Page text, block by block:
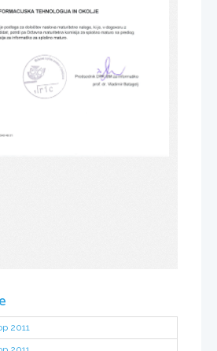
TEHNOLOGIJA IN OKOLJE
podlaga za dolocitev naslova maturitetne naloge, kijo, v dogovoru
z
potrdi pa DrZavna maturitetna komisija splo5no maturo
predlog
za informatiko za splo5no maturo.
Predsednik DPr M za-rnformatiko
prof. dr. Vladimir Batagelj
548 01
2011